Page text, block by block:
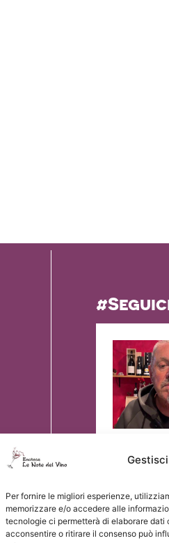
Per fornire le migliori esperienze,
memorizzare e/o accedere alle
tecnologie ci permetterà di elaborare
acconsentire o ritirare il consenso può